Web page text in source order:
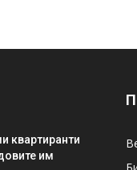
квартиранти
им